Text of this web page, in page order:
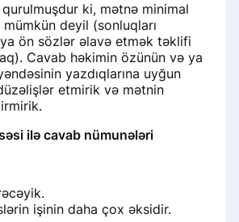
ki, mətnə minimal
deyil (sonluqları
ön sözlər əlavə etmək təklifi
Cavab həkimin özünün və ya
yazdıqlarına uyğun
etmirik və mətnin
ilə cavab nümunələri
işinin daha çox əksidir.